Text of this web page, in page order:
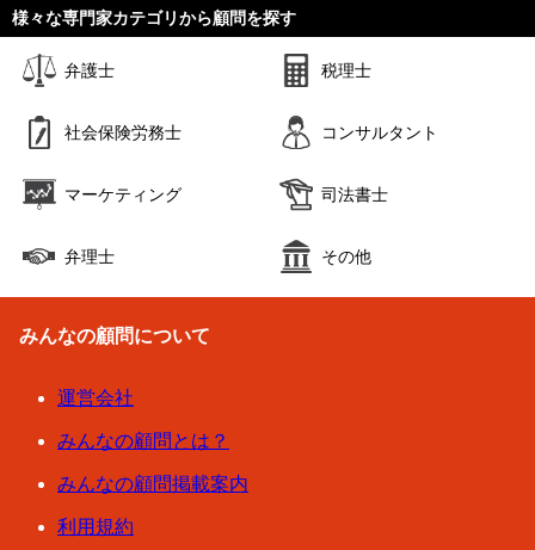
様々な専門家カテゴリから顧問を探す
弁護士 税理士
社会保険労務士 コンサルタント
マーケティング 司法書士
弁理士 その他
みんなの顧問について
運営会社
みんなの顧問とは？
みんなの顧問掲載案内
利用規約